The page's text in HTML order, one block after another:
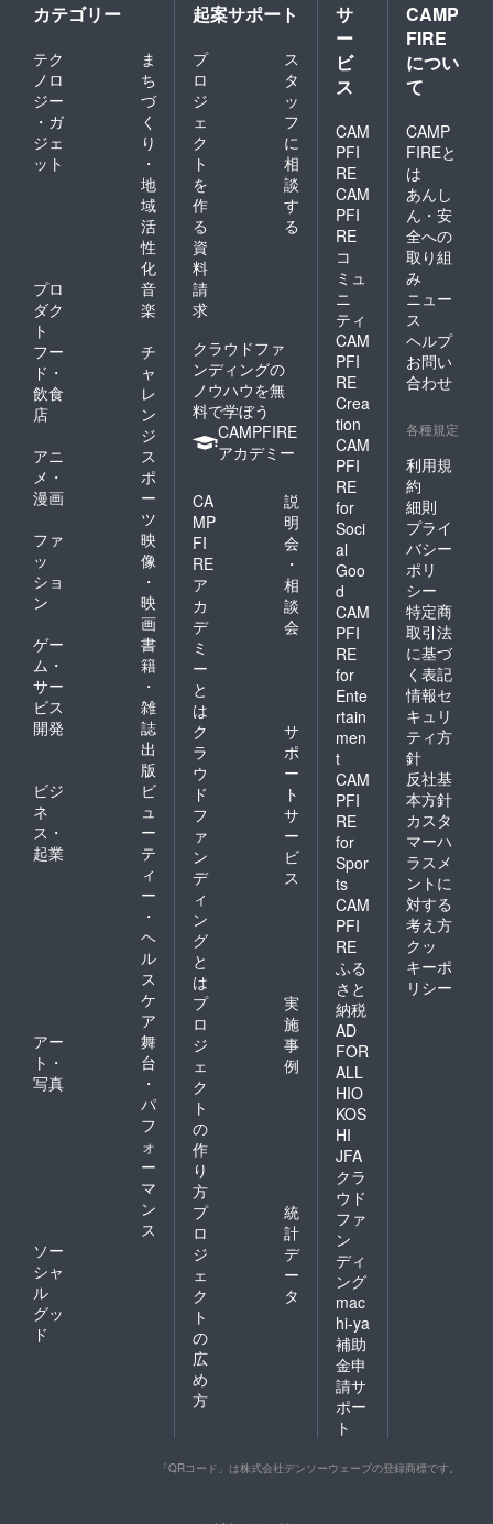
カテゴリー
テク
ノロ
ジー
・ガ
ジェ
ット
ま
ち
づ
く
り
・
地
域
活
性
化
プロ
ダク
ト
音
楽
フー
ド・
飲食
店
チ
ャ
レ
ン
ジ
アニ
メ・
漫画
ス
ポ
ー
ツ
ファ
ッ
ショ
ン
映
像
・
映
画
ゲー
ム・
サー
ビス
開発
書
籍
・
雑
誌
出
版
ビジ
ネ
ス・
起業
ビ
ュ
ー
テ
ィ
ー
・
ヘ
ル
ス
ケ
ア
アー
ト・
写真
舞
台
・
パ
フ
ォ
ー
マ
ン
ス
ソー
シャ
ル
グッ
ド
起案サポート
プ
ロ
ジ
ェ
ク
ト
を
作
る
ス
タ
ッ
フ
に
相
談
す
る
資
料
請
求
クラウドファ
ンディングの
ノウハウを無
料で学ぼう
CAMPFIRE
アカデミー
CA
MP
FI
RE
ア
カ
デ
ミ
ー
と
は
説
明
会
・
相
談
会
ク
ラ
ウ
ド
フ
ァ
ン
デ
ィ
ン
グ
と
は
サ
ポ
ー
ト
サ
ー
ビ
ス
プ
ロ
ジ
ェ
ク
ト
の
作
り
方
実
施
事
例
プ
ロ
ジ
ェ
ク
ト
の
広
め
方
統
計
デ
ー
タ
サ
ー
ビ
ス
CAM
PFI
RE
CAM
PFI
RE
コ
ミュ
ニ
ティ
CAM
PFI
RE
Crea
tion
CAM
PFI
RE
for
Soci
al
Goo
d
CAM
PFI
RE
for
Ente
rtain
men
t
CAM
PFI
RE
for
Spor
ts
CAM
PFI
RE
ふる
さと
納税
AD
FOR
ALL
HIO
KOS
HI
JFA
クラ
ウド
ファ
ン
ディ
ング
mac
hi-ya
補助
金申
請サ
ポー
ト
CAMP
FIRE
につい
て
CAMP
FIREと
は
あんし
ん・安
全への
取り組
み
ニュー
ス
ヘルプ
お問い
合わせ
各種規定
利用規
約
細則
プライ
バシー
ポリ
シー
特定商
取引法
に基づ
く表記
情報セ
キュリ
ティ方
針
反社基
本方針
カスタ
マーハ
ラスメ
ントに
対する
考え方
クッ
キーポ
リシー
「QRコード」は株式会社デンソーウェーブの登録商標です。